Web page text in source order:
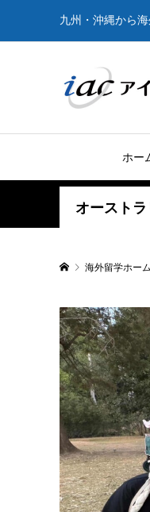
九州・沖縄から
ホー
オースト
海外留学ホーム